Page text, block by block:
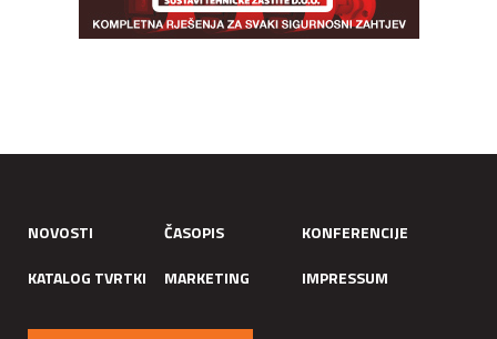
NOVOSTI ČASOPIS
KONFERENCIJE
KATALOG TVRTKI
MARKETING IMPRESSUM